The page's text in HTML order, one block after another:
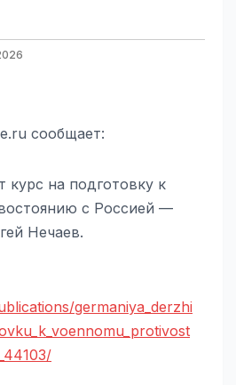
сообщает:
курс на подготовку к
с Россией —
Нечаев.
germaniya_derzhi